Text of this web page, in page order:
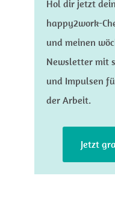
Hol dir jetzt
happy2work-
und meinen
Newsletter mit
und Impulsen
der Arbeit.
Jetzt